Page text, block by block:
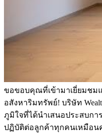
ขอขอบคุณที่เข้ามาเยี่ยมชมแ
อสังหาริมทรัพย์! บริษัท
ภูมิใจที่ได้นำเสนอประสบก
ปฏิบัติต่อลูกค้าทุกคนเหมือน